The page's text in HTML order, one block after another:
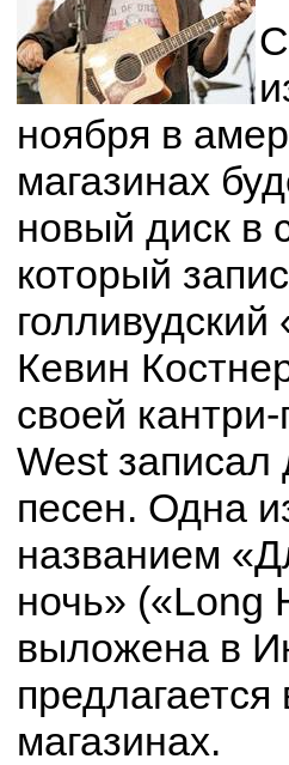
ноября в
магазинах
новый диск в
который
Кевин
своей
West записал
песен. Одна
названием
ночь» («Long
выложена в
предлагается
магазинах.